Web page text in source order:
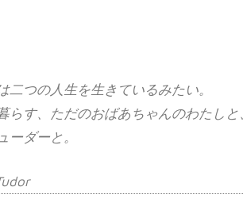
二つの人生を生きているみたい。
らす、ただのおばあちゃんのわたし
ーダーと。